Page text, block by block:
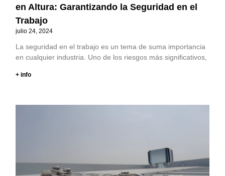
en Altura: Garantizando la Seguridad en el
Trabajo
julio 24, 2024
La seguridad en el trabajo es un tema de suma importancia
en cualquier industria. Uno de los riesgos más significativos,
+ info